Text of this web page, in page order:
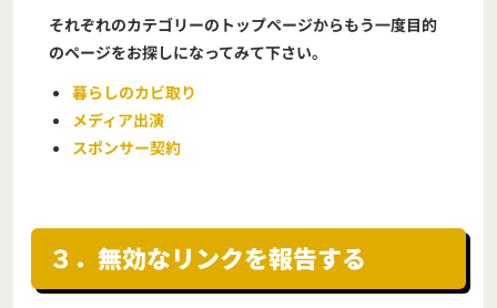
それぞれのカテゴリーのトップページからもう一度目的
のページをお探しになってみて下さい。
暮らしのカビ取り
メディア出演
スポンサー契約
３．無効なリンクを報告する